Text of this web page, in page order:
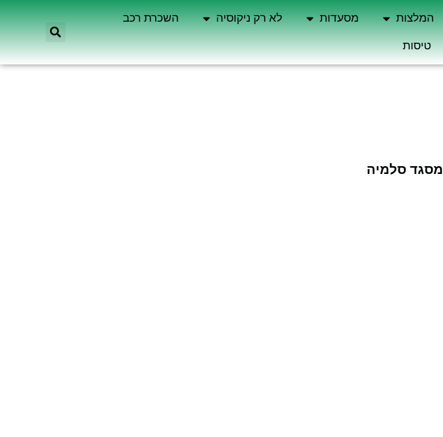
המלצות מסעדות לא רק ניקוסיה השכרת רכב
טיסות
מסגד סלמיה